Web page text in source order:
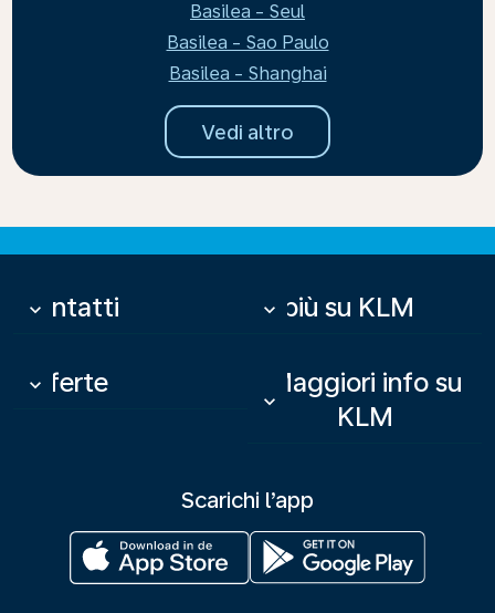
Basilea - Seul
Basilea - Sao Paulo
Basilea - Shanghai
Vedi altro
Contatti
keyboard_arrow_down Di più su KLM
keyboard_arrow_down
Offerte
keyboard_arrow_down
Maggiori info su
KLM
keyboard_arrow_down
Scarichi l’app